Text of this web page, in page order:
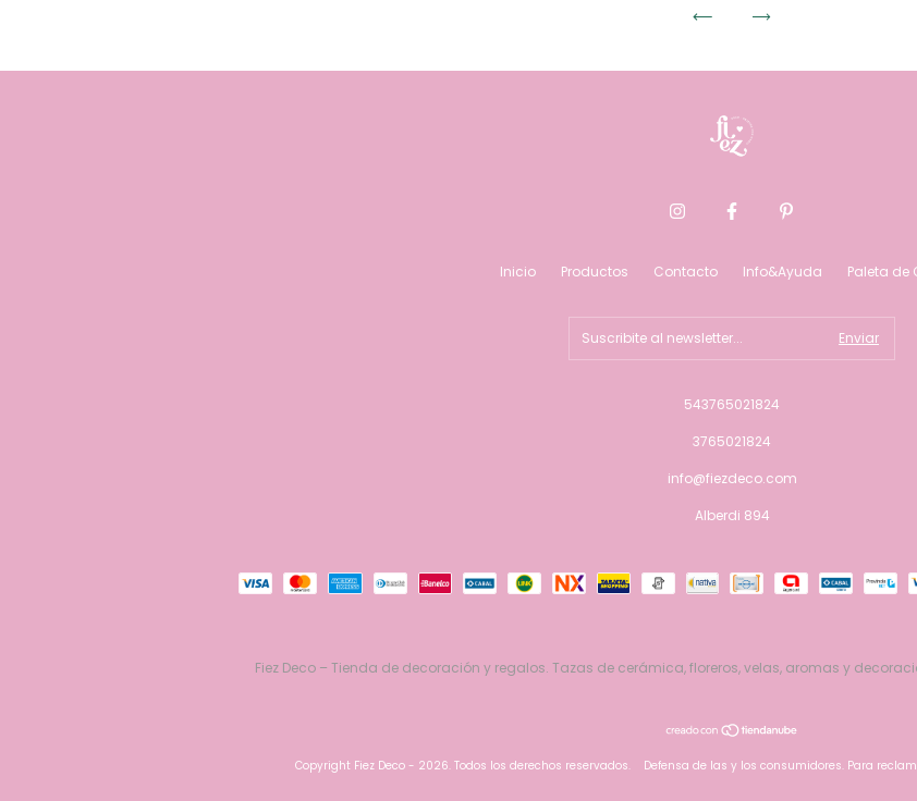
Inicio Productos Contacto Info&Ayuda Paleta de
543765021824
3765021824
info@fiezdeco.com
Alberdi 894
Fiez Deco – Tienda de decoración y regalos. Tazas de cerámica, floreros, velas, aromas y
Copyright Fiez Deco - 2026. Todos los derechos reservados. Defensa de las y los consumidores. Para